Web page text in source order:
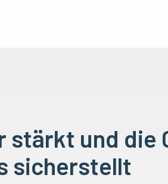
und die
sicherstellt